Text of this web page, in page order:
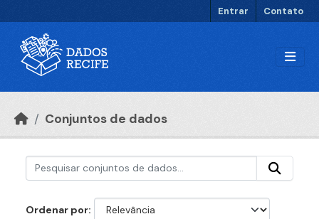
Entrar Contato
Conjuntos de dados
Ordenar por